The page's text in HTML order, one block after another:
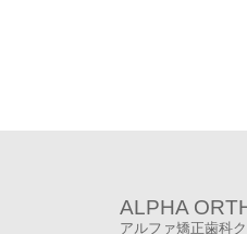
ALPHA
アルファ矯正歯科